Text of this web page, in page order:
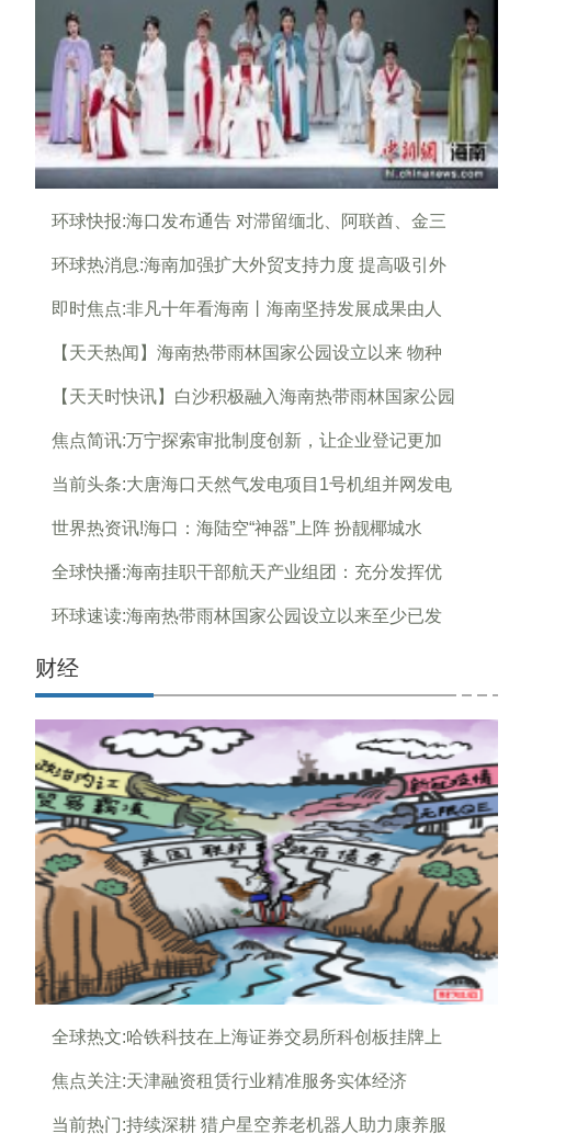
环球快报:海口发布通告 对滞留缅北、阿联酋、金三
环球热消息:海南加强扩大外贸支持力度 提高吸引外
即时焦点:非凡十年看海南丨海南坚持发展成果由人
【天天热闻】海南热带雨林国家公园设立以来 物种
【天天时快讯】白沙积极融入海南热带雨林国家公园
焦点简讯:万宁探索审批制度创新，让企业登记更加
当前头条:大唐海口天然气发电项目1号机组并网发电
世界热资讯!海口：海陆空“神器”上阵 扮靓椰城水
全球快播:海南挂职干部航天产业组团：充分发挥优
环球速读:海南热带雨林国家公园设立以来至少已发
财经
全球热文:哈铁科技在上海证券交易所科创板挂牌上
焦点关注:天津融资租赁行业精准服务实体经济
当前热门:持续深耕 猎户星空养老机器人助力康养服